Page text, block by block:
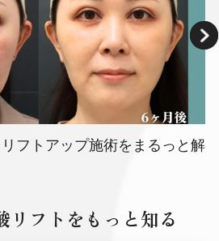
リフトアップ施術をまるっと解
リフトをもっと知る